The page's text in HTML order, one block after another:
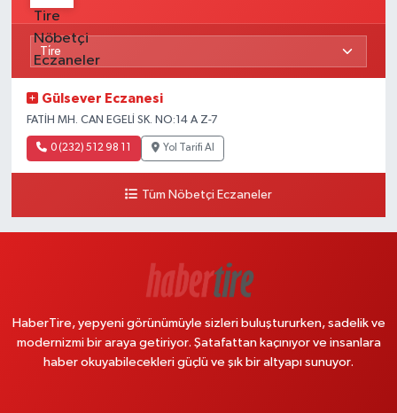
Gülsever Eczanesi
FATİH MH. CAN EGELİ SK. NO:14 A Z-7
0 (232) 512 98 11 Yol Tarifi Al
Tüm Nöbetçi Eczaneler
HaberTire, yepyeni görünümüyle sizleri buluştururken, sadelik ve
modernizmi bir araya getiriyor. Şatafattan kaçınıyor ve insanlara
haber okuyabilecekleri güçlü ve şık bir altyapı sunuyor.